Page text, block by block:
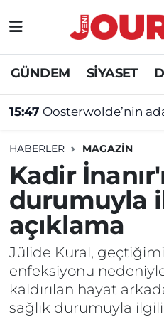
GÜNDEM SİYASET
15:47 Oosterwolde’nin adale
HABERLER MAGAZİN
Kadir
durumuyla
açıklama
Jülide Kural,
enfeksiyonu
kaldırılan hayat
sağlık durumuyla
GÜNDEM
SİYASET
DÜNYA
EĞİTİM
ÖZEL HABER
Nöbetçi Eczaneler
Hava Durumu
Süper Lig Puan
Tüm Manşetler
Son Dakika Haberleri
Haber Arşivi